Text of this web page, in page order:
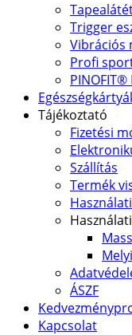
Trigger
Vibrációs
Profi
Tájékoztató
Fizetési
Szállítás
Termék
ÁSZF
Kapcsolat